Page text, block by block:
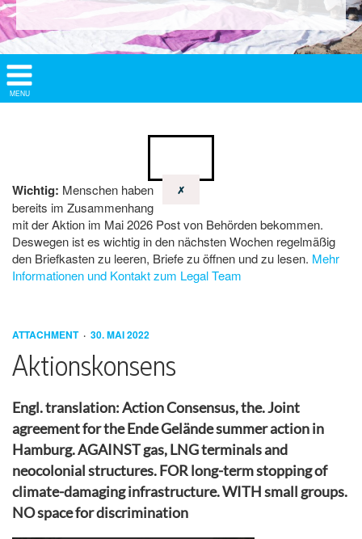
Show/
Hide
MENU
ATTACHMENT 30. MAI 2022
Aktionskonsens
Engl. translation: Action Consensus, the. Joint
agreement for the Ende Gelände summer action in
Hamburg. AGAINST gas, LNG terminals and
neocolonial structures. FOR long-term stopping of
climate-damaging infrastructure. WITH small groups.
NO space for discrimination
✗
Wichtig: Menschen haben
bereits im Zusammenhang
mit der Aktion im Mai 2026 Post von Behörden bekommen.
Deswegen ist es wichtig in den nächsten Wochen regelmäßig
den Briefkasten zu leeren, Briefe zu öffnen und zu lesen. Mehr
Informationen und Kontakt zum Legal Team